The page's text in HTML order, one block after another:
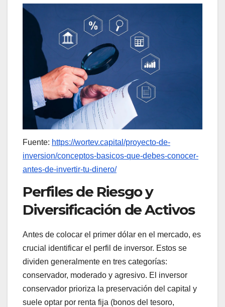
Fuente: https://wortev.capital/proyecto-de-
inversion/conceptos-basicos-que-debes-conocer-
antes-de-invertir-tu-dinero/
Perfiles de Riesgo y
Diversificación de Activos
Antes de colocar el primer dólar en el mercado, es
crucial identificar el perfil de inversor. Estos se
dividen generalmente en tres categorías:
conservador, moderado y agresivo. El inversor
conservador prioriza la preservación del capital y
suele optar por renta fija (bonos del tesoro,